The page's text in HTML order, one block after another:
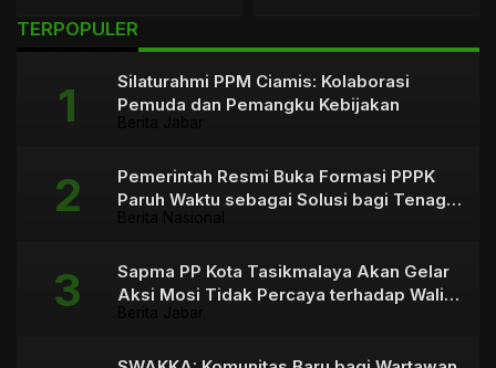
TERPOPULER
Silaturahmi PPM Ciamis: Kolaborasi
Pemuda dan Pemangku Kebijakan
Pemerintah Resmi Buka Formasi PPPK
Paruh Waktu sebagai Solusi bagi Tenaga
Sapma PP Kota Tasikmalaya Akan Gelar
Aksi Mosi Tidak Percaya terhadap Wali